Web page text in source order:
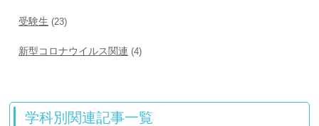
受験生 (23)
新型コロナウイルス関連 (4)
学科別関連記事一覧